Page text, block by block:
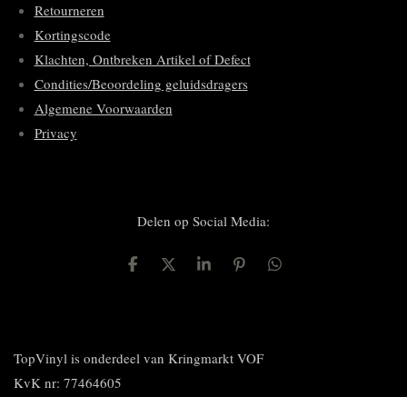
Retourneren
Kortingscode
Klachten, Ontbreken Artikel of Defect
Condities/Beoordeling geluidsdragers
Algemene Voorwaarden
Privacy
Delen op Social Media:
D
D
S
P
n
D
TopVinyl is onderdeel van Kringmarkt VOF
KvK nr: 77464605